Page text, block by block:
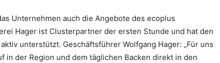
Unternehmen auch die Angebote des ecoplus
Hager ist Clusterpartner der ersten Stunde und hat den
unterstützt. Geschäftsführer Wolfgang Hager: „Für uns
in der Region und dem täglichen Backen direkt in den